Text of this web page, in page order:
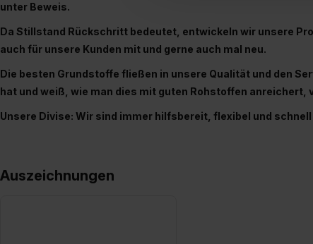
umfasst hierbei die
verfügen über kein
jederzeit mit Wirkung für
„Datenschutz-
„Details zeigen“. Weitere
unter Beweis.
Da Stillstand Rückschritt bedeutet, entwickeln wir unsere
auch für unsere Kunden mit und gerne auch mal neu.
Die besten Grundstoffe fließen in unsere Qualität und den
hat und weiß, wie man dies mit guten Rohstoffen anreichert,
Unsere Divise: Wir sind immer hilfsbereit, flexibel und
Auszeichnungen